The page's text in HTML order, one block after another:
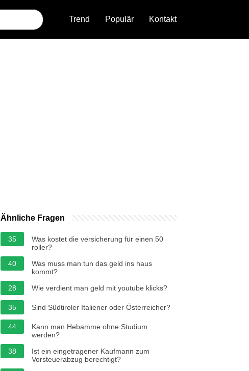
Trend Populär Kontakt
Ähnliche Fragen
35
Was kostet die versicherung für einen 50
roller?
40
Was muss man tun das geld ins haus
kommt?
28
Wie verdient man geld mit youtube klicks?
35 Sind Südtiroler Italiener oder Österreicher?
44
Kann man Hebamme ohne Studium
werden?
38
Ist ein eingetragener Kaufmann zum
Vorsteuerabzug berechtigt?